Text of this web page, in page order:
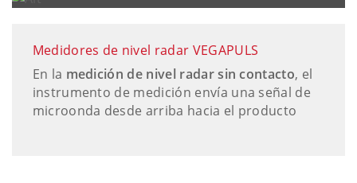
Medidores de nivel radar VEGAPULS
En la medición de nivel radar sin contacto, el
instrumento de medición envía una señal de
microonda desde arriba hacia el producto